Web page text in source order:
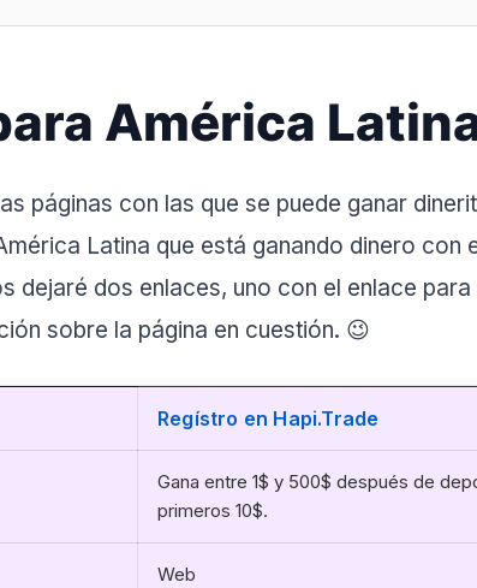
América
páginas con las que se puede ganar
Latina que está ganando dinero con
dejaré dos enlaces, uno con el enlace
sobre la página en cuestión. 😉
Regístro en Hapi.Trade
Gana entre 1$ y 500$ después de
primeros 10$.
Web